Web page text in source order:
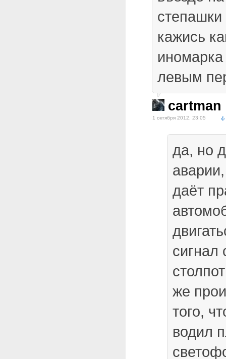
кажись
левым
cartman
1 октября 2012, 23:05
да, но
даёт
сигнал
же
того,
водил